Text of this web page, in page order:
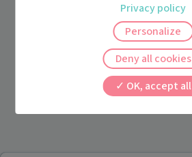
OK, accept all
Deny all cookies
Personalize
Privacy policy